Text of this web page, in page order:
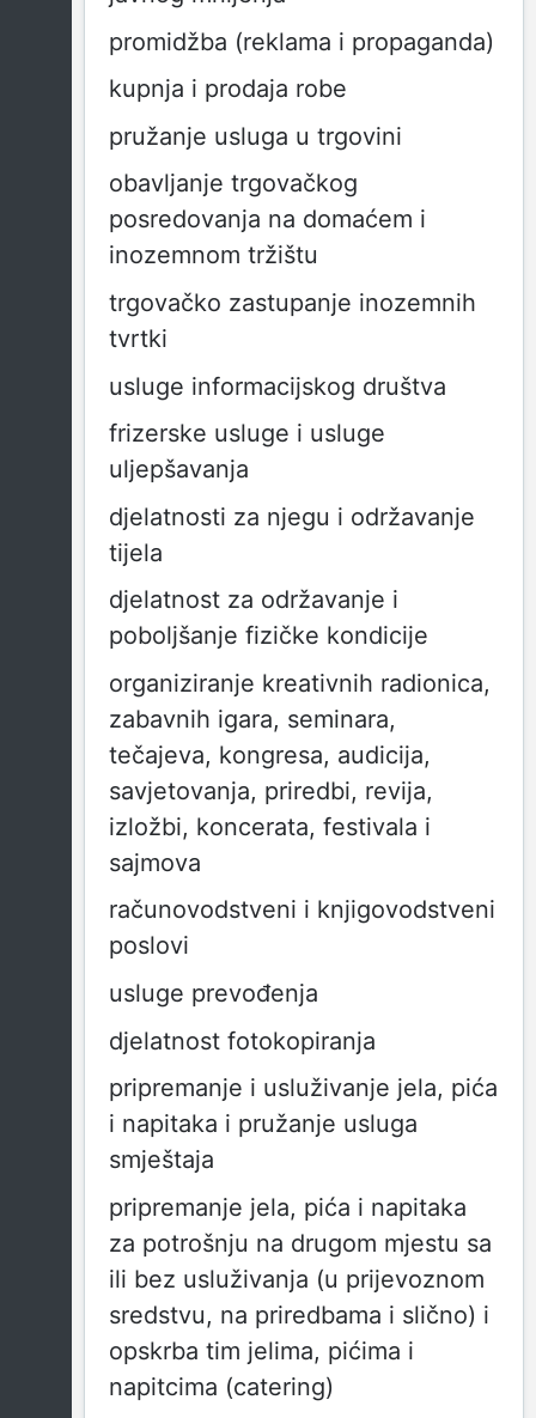
promidžba (reklama i propaganda)
kupnja i prodaja robe
pružanje usluga u trgovini
obavljanje trgovačkog
posredovanja na domaćem i
inozemnom tržištu
trgovačko zastupanje inozemnih
tvrtki
usluge informacijskog društva
frizerske usluge i usluge
uljepšavanja
djelatnosti za njegu i održavanje
tijela
djelatnost za održavanje i
poboljšanje fizičke kondicije
organiziranje kreativnih radionica,
zabavnih igara, seminara,
tečajeva, kongresa, audicija,
savjetovanja, priredbi, revija,
izložbi, koncerata, festivala i
sajmova
računovodstveni i knjigovodstveni
poslovi
usluge prevođenja
djelatnost fotokopiranja
pripremanje i usluživanje jela, pića
i napitaka i pružanje usluga
smještaja
pripremanje jela, pića i napitaka
za potrošnju na drugom mjestu sa
ili bez usluživanja (u prijevoznom
sredstvu, na priredbama i slično) i
opskrba tim jelima, pićima i
napitcima (catering)